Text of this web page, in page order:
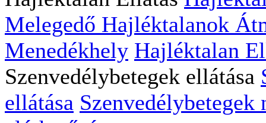
Melegedő Hajléktalanok
Menedékhely Hajléktalan
Szenvedélybetegek ellátása
ellátása Szenvedélybetegek